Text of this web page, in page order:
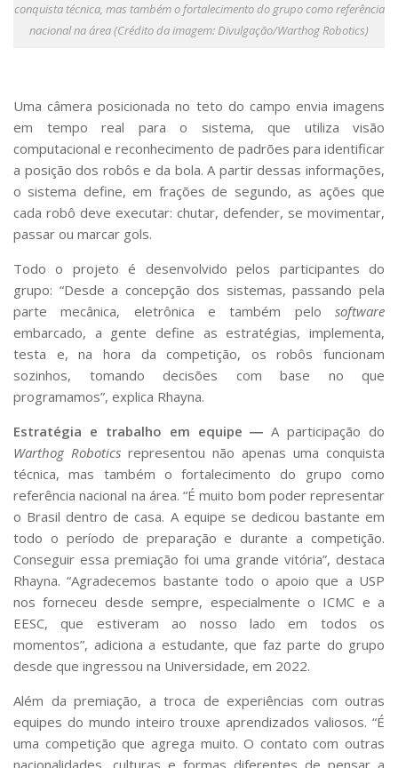
conquista técnica, mas também o fortalecimento do grupo como referência
nacional na área (Crédito da imagem: Divulgação/Warthog Robotics)
Uma câmera posicionada no teto do campo envia imagens
em tempo real para o sistema, que utiliza visão
computacional e reconhecimento de padrões para identificar
a posição dos robôs e da bola. A partir dessas informações,
o sistema define, em frações de segundo, as ações que
cada robô deve executar: chutar, defender, se movimentar,
passar ou marcar gols.
Todo o projeto é desenvolvido pelos participantes do
grupo: “Desde a concepção dos sistemas, passando pela
parte mecânica, eletrônica e também pelo software
embarcado, a gente define as estratégias, implementa,
testa e, na hora da competição, os robôs funcionam
sozinhos, tomando decisões com base no que
programamos”, explica Rhayna.
Estratégia e trabalho em equipe ― A participação do
Warthog Robotics representou não apenas uma conquista
técnica, mas também o fortalecimento do grupo como
referência nacional na área. “É muito bom poder representar
o Brasil dentro de casa. A equipe se dedicou bastante em
todo o período de preparação e durante a competição.
Conseguir essa premiação foi uma grande vitória”, destaca
Rhayna. “Agradecemos bastante todo o apoio que a USP
nos forneceu desde sempre, especialmente o ICMC e a
EESC, que estiveram ao nosso lado em todos os
momentos”, adiciona a estudante, que faz parte do grupo
desde que ingressou na Universidade, em 2022.
Além da premiação, a troca de experiências com outras
equipes do mundo inteiro trouxe aprendizados valiosos. “É
uma competição que agrega muito. O contato com outras